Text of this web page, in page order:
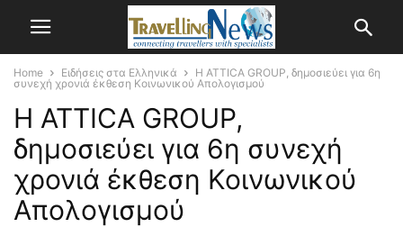
Home Ειδήσεις στα Ελληνικά
H ATTICA GROUP, δημοσιεύει για 6η
συνεχή χρονιά έκθεση Κοινωνικού Απολογισμού
H ATTICA GROUP,
δημοσιεύει για 6η συνεχή
χρονιά έκθεση Κοινωνικού
Απολογισμού